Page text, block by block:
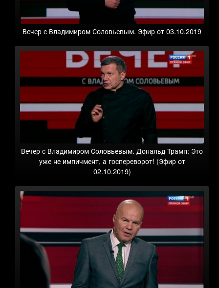
Вечер с Владимиром Соловьевым. Эфир от 03.10.2019
Вечер с Владимиром Соловьевым. Дональд Трамп: Это
уже не импичмент, а госпереворот! (Эфир от
02.10.2019)